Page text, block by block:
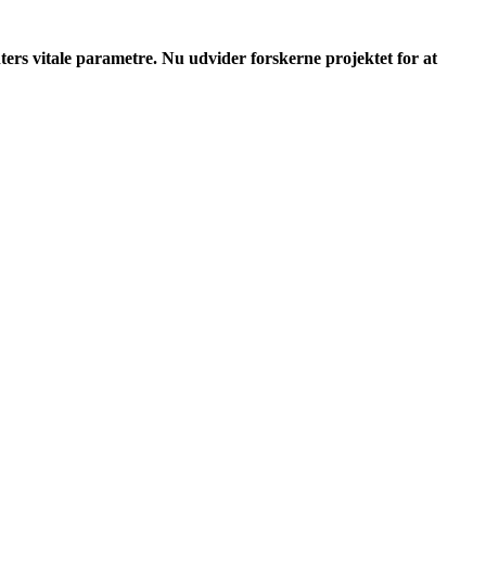
vitale parametre. Nu udvider forskerne projektet for at